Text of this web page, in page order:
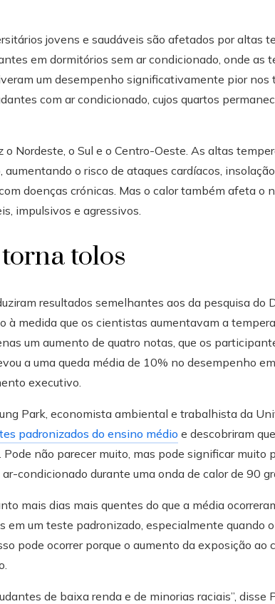
jovens e saudáveis ​​são afetados por altas
em dormitórios sem ar condicionado, onde as
um desempenho significativamente pior nos
com ar condicionado, cujos quartos
Nordeste, o Sul e o Centro-Oeste. As altas
o risco de ataques cardíacos,
doenças crónicas. Mas o calor também afeta o
impulsivos e agressivos.
tolos
resultados semelhantes aos da pesquisa do
medida que os cientistas aumentavam a
um aumento de quatro notas, que os
a uma queda média de 10% no desempenho
executivo.
Park, economista ambiental e trabalhista da
padronizados do ensino médio e descobriram
não parecer muito, mas pode significar muito
condicionado durante uma onda de calor de 90
mais dias mais quentes do que a média
em um teste padronizado, especialmente quando
pode ocorrer porque o aumento da exposição ao
de baixa renda e de minorias raciais”, disse